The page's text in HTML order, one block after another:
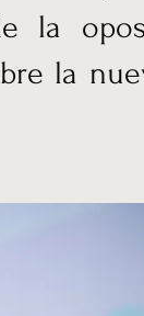
la
la